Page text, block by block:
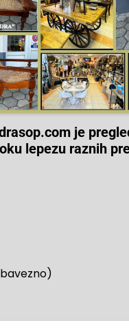
je
lepezu raznih